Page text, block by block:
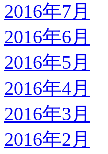
2016年7月
2016年6月
2016年5月
2016年4月
2016年3月
2016年2月